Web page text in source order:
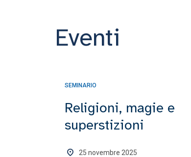
Eventi
SEMINARIO
Religioni, magie e
superstizioni
25 novembre 2025